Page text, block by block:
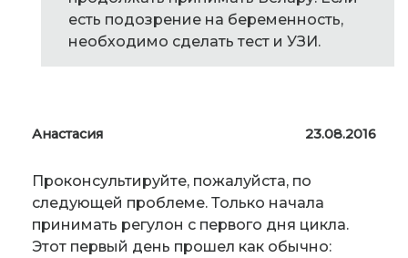
есть подозрение на беременность,
необходимо сделать тест и УЗИ.
Анастасия 23.08.2016
Проконсультируйте, пожалуйста, по
следующей проблеме. Только начала
принимать регулон с первого дня цикла.
Этот первый день прошел как обычно: